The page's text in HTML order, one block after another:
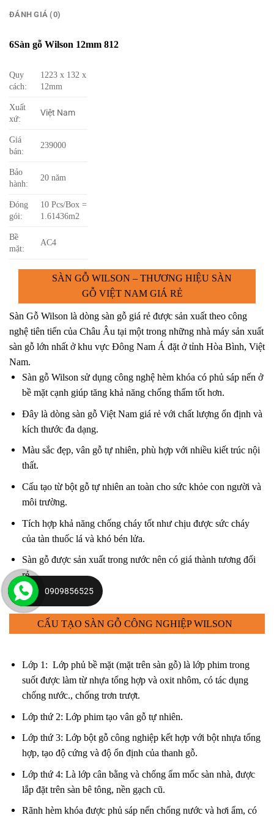
ĐÁNH GIÁ (0)
6Sàn gỗ Wilson 12mm 812
Quy
cách:
1223 x 132 x
12mm
Xuất
xứ:
Việt Nam
Giá
bán:
239000
Bảo
hành:
20 năm
Đóng
gói:
10 Pcs/Box =
1.61436m2
Bề
mặt:
AC4
SÀN GỖ WILSON – THƯƠNG HIỆU SÀN
GỖ VIỆT NAM GIÁ RẺ
Sàn Gỗ Wilson là dòng sàn gỗ giá rẻ được sản xuất theo công
nghệ tiên tiến của Châu Âu tại một trong những nhà máy sản xuất
sàn gỗ lớn nhất ở khu vực Đông Nam Á đặt ở tỉnh Hòa Bình, Việt
Nam.
Sàn gỗ Wilson sử dụng công nghệ hèm khóa có phủ sáp nến ở
bề mặt cạnh giúp tăng khả năng chống thấm tốt hơn.
Đây là dòng sàn gỗ Việt Nam giá rẻ với chất lượng ổn định và
kích thước đa dạng.
Màu sắc đẹp, vân gỗ tự nhiên, phù hợp với nhiều kiết trúc nội
thất.
Cấu tạo từ bột gỗ tự nhiên an toàn cho sức khỏe con người và
môi trường.
Tích hợp khả năng chống cháy tốt như chịu được sức cháy
của tàn thuốc lá và khó bén lửa.
Sàn gỗ được sản xuất trong nước nên có giá thành tương đối
rẻ.
CẤU TẠO SÀN GỖ CÔNG NGHIỆP WILSON
Lớp 1: Lớp phủ bề mặt (mặt trên sàn gỗ) là lớp phim trong
suốt được làm từ nhựa tổng hợp và oxit nhôm, có tác dụng
chống nước., chống trơn trượt.
Lớp thứ 2: Lớp phim tạo vân gỗ tự nhiên.
Lớp thứ 3: Lớp bột gỗ công nghiệp kết hợp với bột nhựa tổng
hợp, tạo độ cứng và độ ổn định của thanh gỗ.
Lớp thứ 4: Là lớp cân bằng và chống ẩm mốc sàn nhà, được
lắp đặt trên sàn bê tông, nền gạch cũ.
Rãnh hèm khóa được phủ sáp nến chống nước và hơi ẩm, có
0909856525